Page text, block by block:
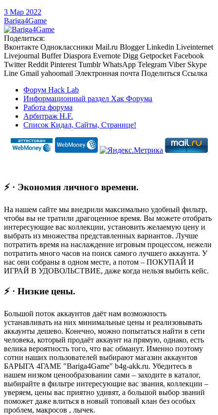
3 Мар 2022
Bariga4Game
Поделиться:
Вконтакте Одноклассники Mail.ru Blogger Linkedin Liveinternet
Livejournal Buffer Diaspora Evernote Digg Getpocket Facebook
Twitter Reddit Pinterest Tumblr WhatsApp Telegram Viber Skype
Line Gmail yahoomail Электронная почта Поделиться Ссылка
Форум Hack Lab
Информационный раздел Хак Форума
Работа форума
Арбитраж H.F.
Список Кидал, Сайты, Странице!
⚡ · Экономия личного времени.
На нашем сайте мы внедрили максимально удобный фильтр,
чтобы вы не тратили драгоценное время. Вы можете отобрать
интересующие вас коллекции, установить желаемую цену и
выбрать из множества представленных вариантов. Лучше
потратить время на наслаждение игровым процессом, нежели
потратить много часов на поиск самого лучшего аккаунта. У
нас они собраны в одном месте, а потом – ПОКУПАЙ И
ИГРАЙ В УДОВОЛЬСТВИЕ, даже когда нельзя выбить кейс.
⚡ · Низкие цены.
Большой поток аккаунтов даёт нам возможность
устанавливать на них минимальные цены и реализовывать
аккаунты дешево. Конечно, можно попытаться найти в сети
человека, который продаёт аккаунт на прямую, однако, есть
велика вероятность того, что вас обманут. Именно поэтому
сотни наших пользователей выбирают магазин аккаунтов
БАРЫГА 4ГАМЕ "Bariga4Game" b4g-akk.ru. Убедитесь в
нашем низком ценообразовании сами – заходите в каталог,
выбирайте в фильтре интересующие вас звания, коллекции –
уверяем, цены вас приятно удивят, а большой выбор званий
поможет даже влиться в новый топовый клан без особых
проблем, макросов , лычек.